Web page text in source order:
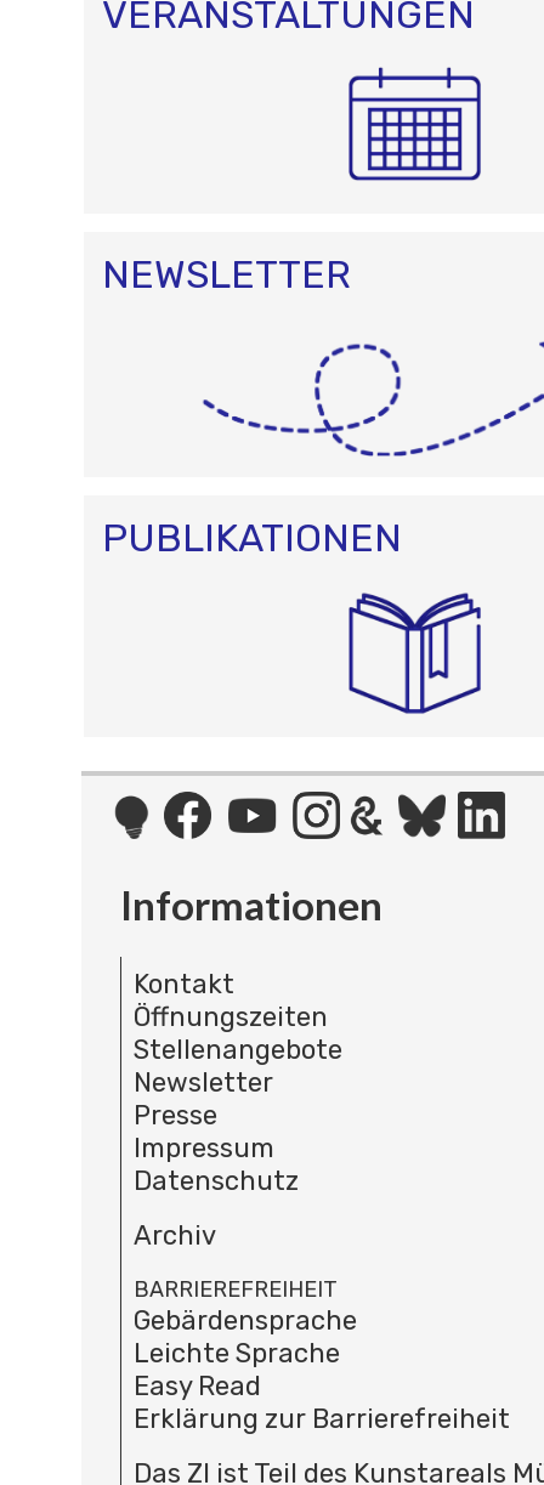
O
N
VERANSTALTUNGEN
NEWSLETTER
PUBLIKATIONEN
Informationen
Kontakt
Öffnungszeiten
Stellenangebote
Newsletter
Presse
Impressum
Datenschutz
Archiv
BARRIEREFREIHEIT
Gebärdensprache
Leichte Sprache
Easy Read
Erklärung zur Barrierefreiheit
Das ZI ist Teil des Kunstareals